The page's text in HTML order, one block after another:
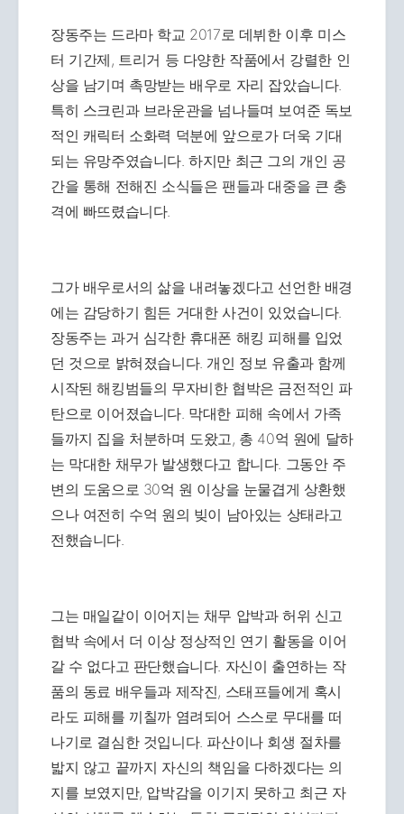
장동주는 드라마 학교 2017로 데뷔한 이후 미스
터 기간제, 트리거 등 다양한 작품에서 강렬한 인
상을 남기며 촉망받는 배우로 자리 잡았습니다.
특히 스크린과 브라운관을 넘나들며 보여준 독보
적인 캐릭터 소화력 덕분에 앞으로가 더욱 기대
되는 유망주였습니다. 하지만 최근 그의 개인 공
간을 통해 전해진 소식들은 팬들과 대중을 큰 충
격에 빠뜨렸습니다.
그가 배우로서의 삶을 내려놓겠다고 선언한 배경
에는 감당하기 힘든 거대한 사건이 있었습니다.
장동주는 과거 심각한 휴대폰 해킹 피해를 입었
던 것으로 밝혀졌습니다. 개인 정보 유출과 함께
시작된 해킹범들의 무자비한 협박은 금전적인 파
탄으로 이어졌습니다. 막대한 피해 속에서 가족
들까지 집을 처분하며 도왔고, 총 40억 원에 달하
는 막대한 채무가 발생했다고 합니다. 그동안 주
변의 도움으로 30억 원 이상을 눈물겹게 상환했
으나 여전히 수억 원의 빚이 남아있는 상태라고
전했습니다.
그는 매일같이 이어지는 채무 압박과 허위 신고
협박 속에서 더 이상 정상적인 연기 활동을 이어
갈 수 없다고 판단했습니다. 자신이 출연하는 작
품의 동료 배우들과 제작진, 스태프들에게 혹시
라도 피해를 끼칠까 염려되어 스스로 무대를 떠
나기로 결심한 것입니다. 파산이나 회생 절차를
밟지 않고 끝까지 자신의 책임을 다하겠다는 의
지를 보였지만, 압박감을 이기지 못하고 최근 자